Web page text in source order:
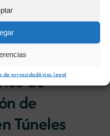
de privacidadAviso legal
de
de
Túneles
/31 de Outubro